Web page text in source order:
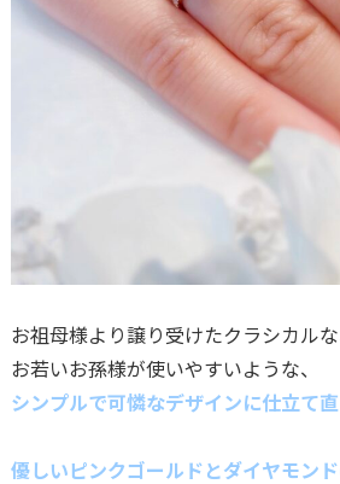
お祖母様より譲り受けたクラシカルな
お若いお孫様が使いやすいような、
シンプルで可憐なデザインに仕立て
優しいピンクゴールドとダイヤモン